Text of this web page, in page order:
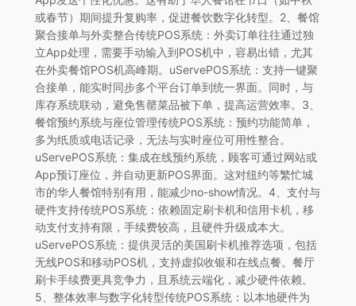
或春节）期间提升复购率，促进餐饮数字化转型。2、餐馆
聚合接单与外卖整合传统POS系统：外卖订单往往通过独
立App处理，需要手动输入到POS机中，容易出错，尤其
在外卖餐馆POS机高峰期。uServePOS系统：支持一键聚
合接单，能实时同步多个平台订单到统一界面。同时，与
库存系统联动，避免售罄菜品被下单，提高运营效率。3、
餐馆预约系统与座位管理传统POS系统：预约功能简单，
多为纸质或电话记录，无法与实时座位可用性整合。
uServePOS系统：集成在线预约系统，顾客可通过网站或
App预订座位，并自动更新POS界面。这对纽约等繁忙城
市的华人餐馆特别有用，能减少no-show情况。4、支付与
硬件支持传统POS系统：依赖固定刷卡机和信用卡机，移
动支付支持有限，手续费较高，且硬件升级成本大。
uServePOS系统：提供灵活的美国刷卡机推荐选项，包括
无线POS和移动POS机，支持虚拟收银和在线点餐。餐厅
刷卡手续费更具竞争力，且系统云端化，减少硬件依赖。
5、整体效率与数字化转型传统POS系统：以本地硬件为